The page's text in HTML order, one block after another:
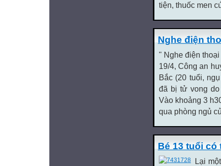
tiện, thuốc men
Nghe điện
" Nghe điện
19/4, Công an
Bắc (20 tuổi,
đã bị tử vong
Vào khoảng 3
qua phòng ngủ
Bé 13 tuổi có
Lại